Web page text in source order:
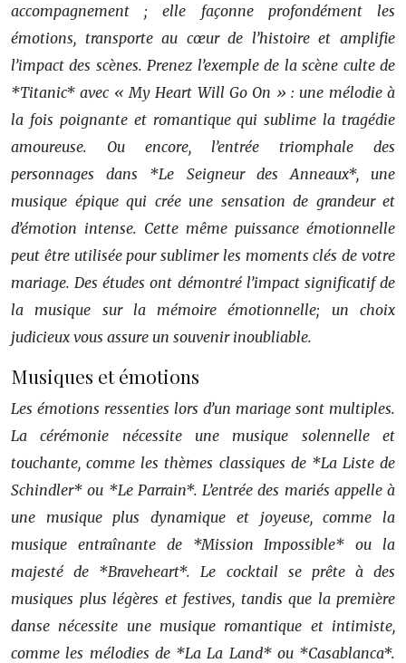
accompagnement ; elle façonne profondément les
émotions, transporte au cœur de l’histoire et amplifie
l’impact des scènes. Prenez l’exemple de la scène culte de
*Titanic* avec « My Heart Will Go On » : une mélodie à
la fois poignante et romantique qui sublime la tragédie
amoureuse. Ou encore, l’entrée triomphale des
personnages dans *Le Seigneur des Anneaux*, une
musique épique qui crée une sensation de grandeur et
d’émotion intense. Cette même puissance émotionnelle
peut être utilisée pour sublimer les moments clés de votre
mariage. Des études ont démontré l’impact significatif de
la musique sur la mémoire émotionnelle; un choix
judicieux vous assure un souvenir inoubliable.
Musiques et émotions
Les émotions ressenties lors d’un mariage sont multiples.
La cérémonie nécessite une musique solennelle et
touchante, comme les thèmes classiques de *La Liste de
Schindler* ou *Le Parrain*. L’entrée des mariés appelle à
une musique plus dynamique et joyeuse, comme la
musique entraînante de *Mission Impossible* ou la
majesté de *Braveheart*. Le cocktail se prête à des
musiques plus légères et festives, tandis que la première
danse nécessite une musique romantique et intimiste,
comme les mélodies de *La La Land* ou *Casablanca*.